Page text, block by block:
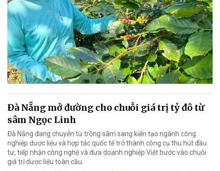
Đà Nẵng mở đường cho chuỗi giá trị tỷ đô từ
sâm Ngọc Linh
Đà Nẵng đang chuyển từ trồng sâm sang kiến tạo ngành công
nghiệp dược liệu và hợp tác quốc tế trở thành công cụ thu hút đầu
tư, tiếp nhận công nghệ và đưa doanh nghiệp Việt bước vào chuỗi
giá trị dược liệu toàn cầu.